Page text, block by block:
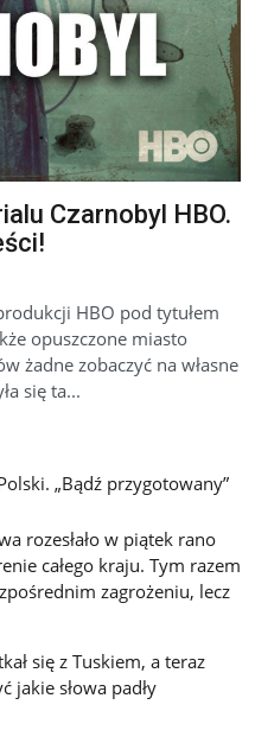
Czarnobyl HBO.
HBO pod tytułem
opuszczone miasto
żadne zobaczyć na własne
się ta...
„Bądź przygotowany”
rozesłało w piątek rano
całego kraju. Tym razem
zagrożeniu, lecz
się z Tuskiem, a teraz
jakie słowa padły